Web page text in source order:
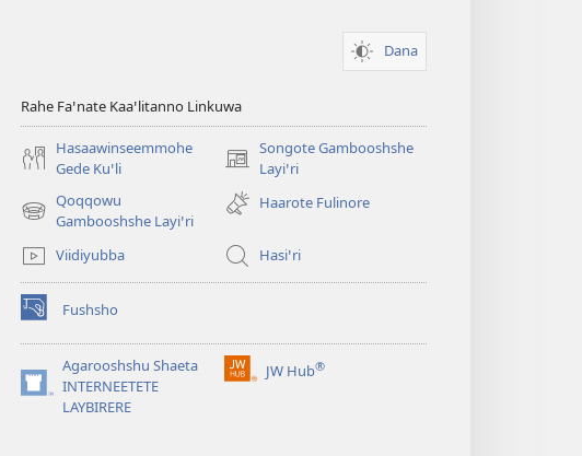
Dana
Rahe Faꞌnate Kaaꞌlitanno Linkuwa
Hasaawinseemmohe
Gede Kuꞌli
Songote Gambooshshe
Layiꞌri
(opens
new
window)
Qoqqowu
Gambooshshe Layiꞌri
(opens
window)
Haarote Fulinore
Viidiyubba Hasiꞌri
Fushsho
(opens
new
window)Agarooshshu Shaeta
INTERNEETETE
LAYBIRERE
(opens
JW Hub®
(opens